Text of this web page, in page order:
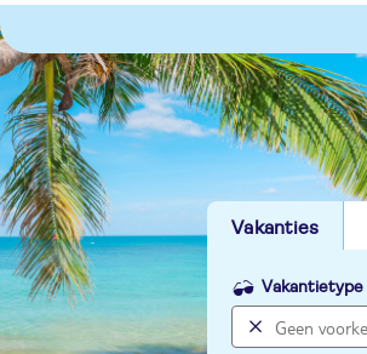
Vakanties
Vakantietype